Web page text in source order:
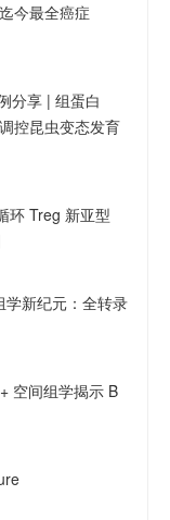
今最全癌症
分享 | 组蛋白
控昆虫变态发育
环 Treg 新亚型
新纪元：全转录
空间组学揭示 B